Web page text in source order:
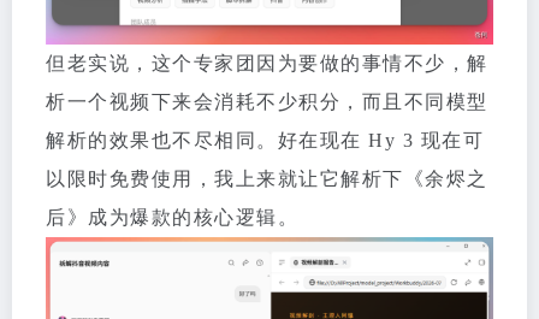
但老实说，这个专家团因为要做的事情不少，解
析一个视频下来会消耗不少积分，而且不同模型
解析的效果也不尽相同。好在现在 Hy 3 现在可
以限时免费使用，我上来就让它解析下《余烬之
后》成为爆款的核心逻辑。